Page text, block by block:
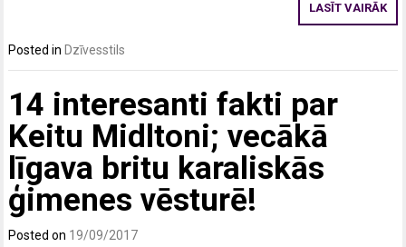
LASĪT VAIRĀK
Posted in Dzīvesstils
14 interesanti fakti par
Keitu Midltoni; vecākā
līgava britu karaliskās
ģimenes vēsturē!
Posted on 19/09/2017